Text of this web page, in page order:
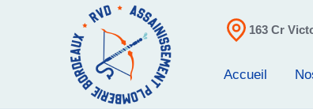
163 Cr
Accueil